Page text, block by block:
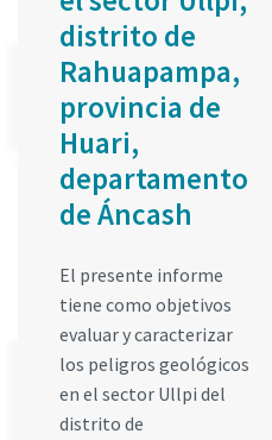
distrito de
Rahuapampa,
provincia de
Huari,
departamento
de Áncash
El presente informe
tiene como objetivos
evaluar y caracterizar
los peligros geológicos
en el sector Ullpi del
distrito de